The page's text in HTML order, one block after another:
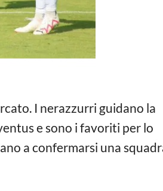
I nerazzurri guidano la
e sono i favoriti per lo
a confermarsi una